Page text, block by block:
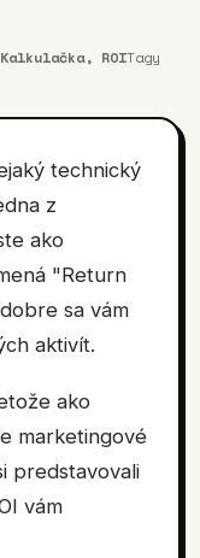
ROITagy
technický
z
ako
"Return
sa vám
aktivít.
ako
marketingové
predstavovali
vám